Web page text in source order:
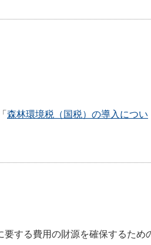
森林環境税（国税）の導入につい
する費用の財源を確保するため